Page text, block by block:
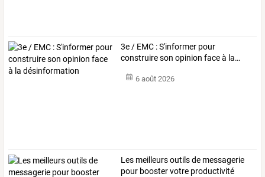
3e / EMC :S'informer pour
construireson opinion faceà la…
6 août 2026
Les meilleurs outils de messagerie
pour booster votre productivité